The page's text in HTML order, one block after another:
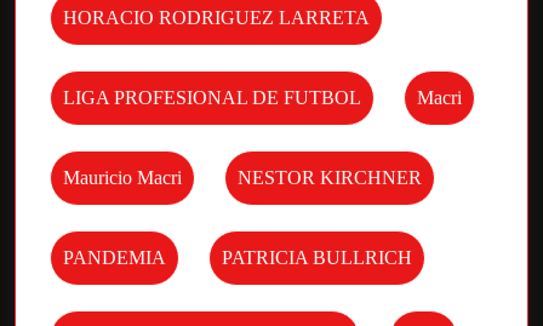
HORACIO RODRIGUEZ LARRETA
LIGA PROFESIONAL DE FUTBOL Macri
Mauricio Macri NESTOR KIRCHNER
PANDEMIA PATRICIA BULLRICH